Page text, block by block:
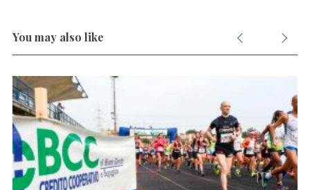
You may also like